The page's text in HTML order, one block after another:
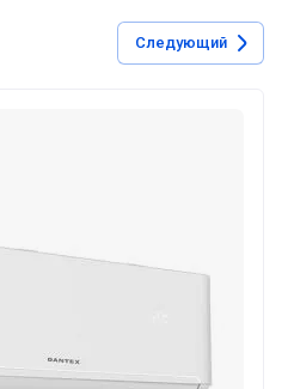
Следующий